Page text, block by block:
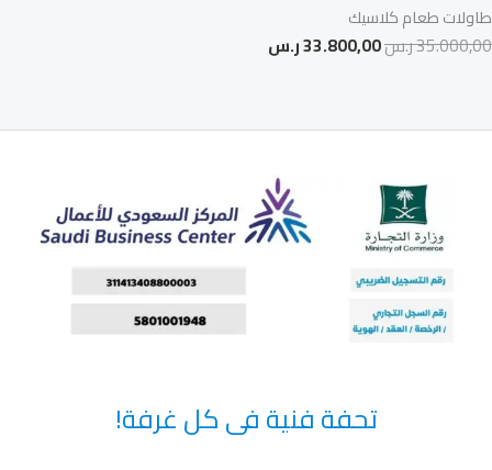
طاولات طعام كلاسيك
35.000,00ر.س33.800,00ر.س
تحفة فنية فى كل غرفة!